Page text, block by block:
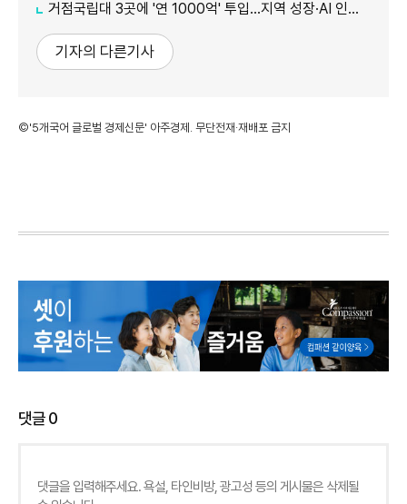
거점국립대 3곳에 '연 1000억' 투입…지역 성장·AI 인재 거점 육성
기자의 다른기사
©'5개국어 글로벌 경제신문' 아주경제. 무단전재·재배포 금지
댓글0